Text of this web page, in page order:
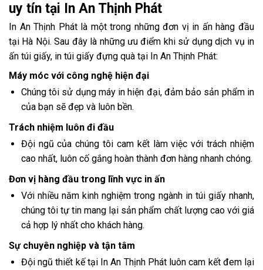
uy tín tại In An Thịnh Phát
In An Thịnh Phát là một trong những đơn vị in ấn hàng đầu
tại Hà Nội. Sau đây là những ưu điểm khi sử dụng dịch vụ in
ấn túi giấy, in túi giấy đựng quà tại In An Thịnh Phát:
Máy móc với công nghệ hiện đại
Chúng tôi sử dụng máy in hiện đại, đảm bảo sản phẩm in
của bạn sẽ đẹp và luôn bền.
Trách nhiệm luôn đi đầu
Đội ngũ của chúng tôi cam kết làm việc với trách nhiệm
cao nhất, luôn cố gắng hoàn thành đơn hàng nhanh chóng.
Đơn vị hàng đầu trong lĩnh vực in ấn
Với nhiều năm kinh nghiệm trong ngành in túi giấy nhanh,
chúng tôi tự tin mang lại sản phẩm chất lượng cao với giá
cả hợp lý nhất cho khách hàng.
Sự chuyên nghiệp và tận tâm
Đội ngũ thiết kế tại In An Thịnh Phát luôn cam kết đem lại